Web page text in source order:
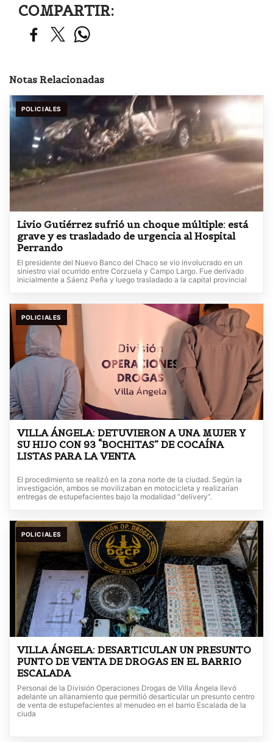
COMPARTIR:
Notas Relacionadas
POLICIALES
Livio Gutiérrez sufrió un choque múltiple: está
grave y es trasladado de urgencia al Hospital
Perrando
El presidente del Nuevo Banco del Chaco se vio involucrado en un
siniestro vial ocurrido entre Corzuela y Campo Largo. Fue derivado
inicialmente a Sáenz Peña y luego trasladado a la capital provincial
POLICIALES
VILLA ÁNGELA: DETUVIERON A UNA MUJER Y
SU HIJO CON 93 “BOCHITAS” DE COCAÍNA
LISTAS PARA LA VENTA
El procedimiento se realizó en la zona norte de la ciudad. Según la
investigación, ambos se movilizaban en motocicleta y realizarían
entregas de estupefacientes bajo la modalidad “delivery”.
POLICIALES
VILLA ÁNGELA: DESARTICULAN UN PRESUNTO
PUNTO DE VENTA DE DROGAS EN EL BARRIO
ESCALADA
Personal de la División Operaciones Drogas de Villa Ángela llevó
adelante un allanamiento que permitió desarticular un presunto centro
de venta de estupefacientes al menudeo en el barrio Escalada de la
ciuda